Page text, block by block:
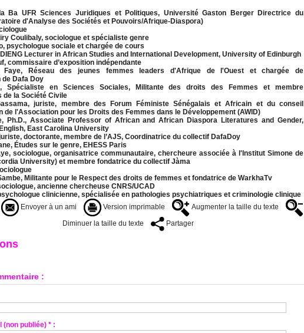
Ba UFR Sciences Juridiques et Politiques, Université Gaston Berger Directrice du
d'Analyse des Sociétés et Pouvoirs/Afrique-Diaspora)
Coulibaly, sociologue et spécialiste genre
psychologue sociale et chargée de cours
DIENG Lecturer in African Studies and International Development, University of Edinburgh
commissaire d’exposition indépendante
Faye, Réseau des jeunes femmes leaders d'Afrique de l'Ouest et chargée de
Dafa Doy
Spécialiste en Sciences Sociales, Militante des droits des Femmes et membre
de la Société Civile
juriste, membre des Forum Féministe Sénégalais et Africain et du conseil
de l'Association pour les Droits des Femmes dans le Développement (AWID)
Ph.D., Associate Professor of African and African Diaspora Literatures and Gender,
East Carolina University
doctorante, membre de l’AJS, Coordinatrice du collectif DafaDoy
Études sur le genre, EHESS Paris
sociologue, organisatrice communautaire, chercheure associée à l'Institut Simone de
University) et membre fondatrice du collectif Jàma
Militante pour le Respect des droits de femmes et fondatrice de WarkhaTv
ancienne chercheuse CNRS/UCAD
clinicienne, spécialisée en pathologies psychiatriques et criminologie clinique
Envoyer à un ami Version imprimable
Augmenter la taille du texte
Diminuer la taille du texte
Partager
:
publiée) * :